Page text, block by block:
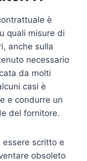
è
quali misure di
anche sulla
necessario
da molti
casi è
e condurre un
del fornitore.
scritto e
obsoleto